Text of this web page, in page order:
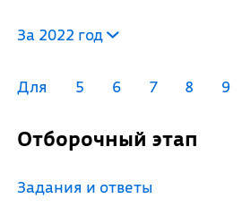
За 2022 год
Для 5 6 7 8 9
Отборочный этап
Задания и ответы